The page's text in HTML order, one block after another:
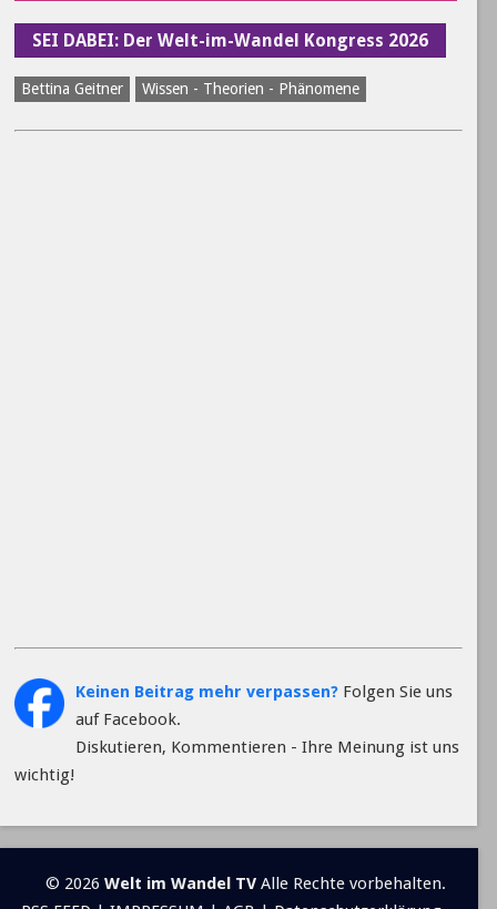
SEI DABEI: Der Welt-im-Wandel Kongress 2026
Bettina Geitner Wissen - Theorien - Phänomene
Keinen Beitrag mehr verpassen?Folgen Sie uns
auf Facebook.
Diskutieren, Kommentieren - Ihre Meinung ist uns
wichtig!
© 2026Welt im Wandel TV Alle Rechte vorbehalten.